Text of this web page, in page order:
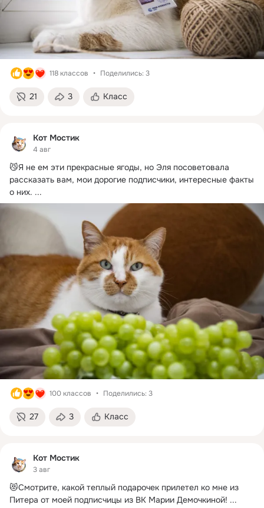
118 классов Поделились: 3
21 3 Класс
Кот Мостик
4 авг
😼Я не ем эти прекрасные ягоды, но Эля посоветовала
рассказать вам, мои дорогие подписчики, интересные факты
о них. ...
100 классов Поделились: 3
27 3 Класс
Кот Мостик
3 авг
😻Смотрите, какой теплый подарочек прилетел ко мне из
Питера от моей подписчицы из ВК Марии Демочкиной! ...